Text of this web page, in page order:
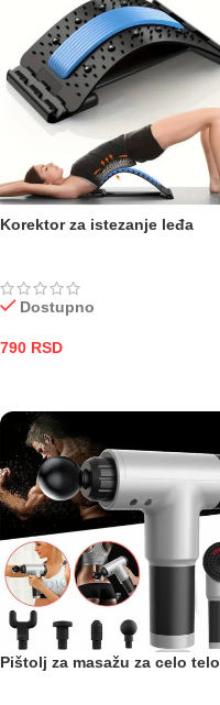
Korektor za istezanje leđa
Dostupno
790 RSD
Pištolj za masažu za celo telo